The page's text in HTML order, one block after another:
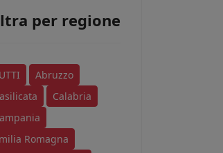
per regione
Abruzzo
Calabria
Romagna